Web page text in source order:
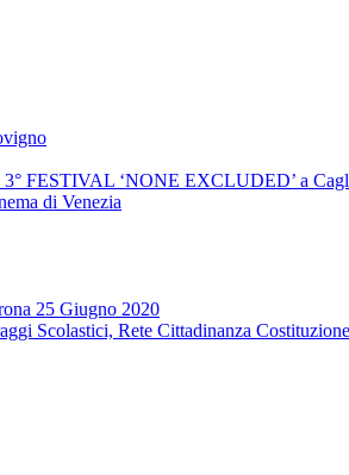
FESTIVAL ‘NONE EXCLUDED’ a
di Venezia
25 Giugno 2020
Scolastici, Rete Cittadinanza